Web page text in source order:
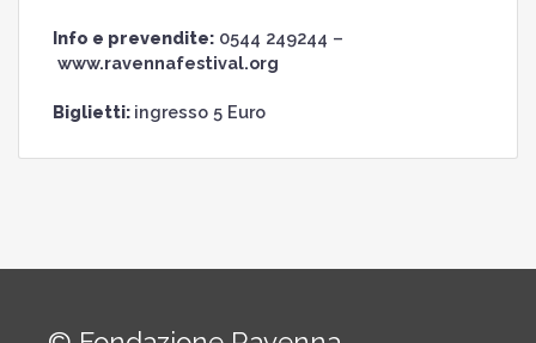
Info e prevendite:0544 249244 –
www.ravennafestival.org
Biglietti: ingresso 5 Euro